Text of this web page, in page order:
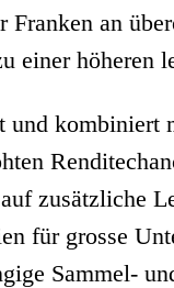
an
höheren
und kombiniert
zusätzliche
für grosse
Sammel-